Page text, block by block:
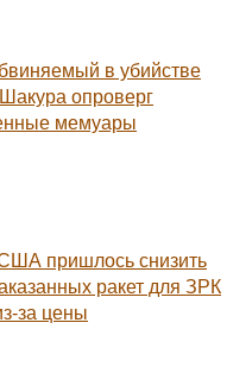
в убийстве
опроверг
мемуары
пришлось снизить
ракет для ЗРК
за цены